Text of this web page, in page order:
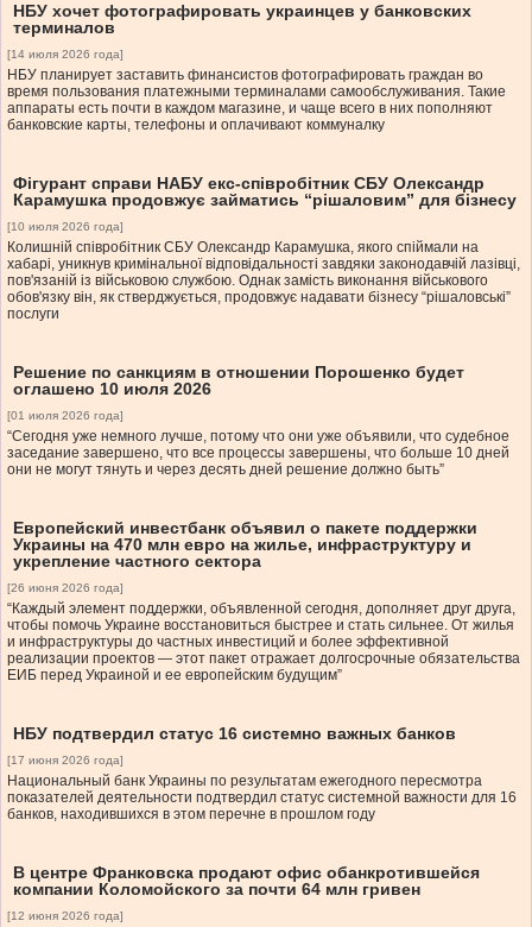
НБУ хочет фотографировать украинцев у банковских
терминалов
[14 июля 2026 года]
НБУ планирует заставить финансистов фотографировать граждан во
время пользования платежными терминалами самообслуживания. Такие
аппараты есть почти в каждом магазине, и чаще всего в них пополняют
банковские карты, телефоны и оплачивают коммуналку
Фігурант справи НАБУ екс-співробітник СБУ Олександр
Карамушка продовжує займатись “рішаловим” для бізнесу
[10 июля 2026 года]
Колишній співробітник СБУ Олександр Карамушка, якого спіймали на
хабарі, уникнув кримінальної відповідальності завдяки законодавчій лазівці,
пов'язаній із військовою службою. Однак замість виконання військового
обов'язку він, як стверджується, продовжує надавати бізнесу “рішаловські”
послуги
Решение по санкциям в отношении Порошенко будет
оглашено 10 июля 2026
[01 июля 2026 года]
“Сегодня уже немного лучше, потому что они уже объявили, что судебное
заседание завершено, что все процессы завершены, что больше 10 дней
они не могут тянуть и через десять дней решение должно быть”
Европейский инвестбанк объявил о пакете поддержки
Украины на 470 млн евро на жилье, инфраструктуру и
укрепление частного сектора
[26 июня 2026 года]
“Каждый элемент поддержки, объявленной сегодня, дополняет друг друга,
чтобы помочь Украине восстановиться быстрее и стать сильнее. От жилья
и инфраструктуры до частных инвестиций и более эффективной
реализации проектов — этот пакет отражает долгосрочные обязательства
ЕИБ перед Украиной и ее европейским будущим”
НБУ подтвердил статус 16 системно важных банков
[17 июня 2026 года]
Национальный банк Украины по результатам ежегодного пересмотра
показателей деятельности подтвердил статус системной важности для 16
банков, находившихся в этом перечне в прошлом году
В центре Франковска продают офис обанкротившейся
компании Коломойского за почти 64 млн гривен
[12 июня 2026 года]